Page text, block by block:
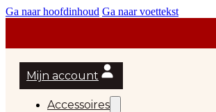
Ga naar hoofdinhoud Ga naar voettekst
Mijn account
Accessoires